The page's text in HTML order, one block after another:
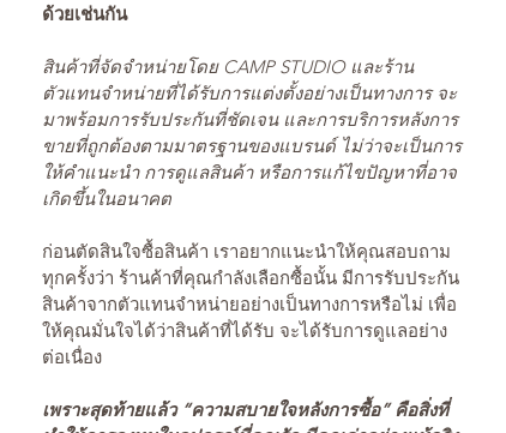
ด้วยเช่นกัน
สินค้าที่จัดจำหน่ายโดย CAMP STUDIO และร้าน
ตัวแทนจำหน่ายที่ได้รับการแต่งตั้งอย่างเป็นทางการ จะ
มาพร้อมการรับประกันที่ชัดเจน และการบริการหลังการ
ขายที่ถูกต้องตามมาตรฐานของแบรนด์ ไม่ว่าจะเป็นการ
ให้คำแนะนำ การดูแลสินค้า หรือการแก้ไขปัญหาที่อาจ
เกิดขึ้นในอนาคต
ก่อนตัดสินใจซื้อสินค้า เราอยากแนะนำให้คุณสอบถาม
ทุกครั้งว่า ร้านค้าที่คุณกำลังเลือกซื้อนั้น มีการรับประกัน
สินค้าจากตัวแทนจำหน่ายอย่างเป็นทางการหรือไม่ เพื่อ
ให้คุณมั่นใจได้ว่าสินค้าที่ได้รับ จะได้รับการดูแลอย่าง
ต่อเนื่อง
เพราะสุดท้ายแล้ว “ความสบายใจหลังการซื้อ” คือสิ่งที่